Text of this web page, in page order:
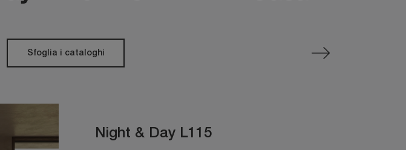
Sfoglia i cataloghi
Night & Day L115